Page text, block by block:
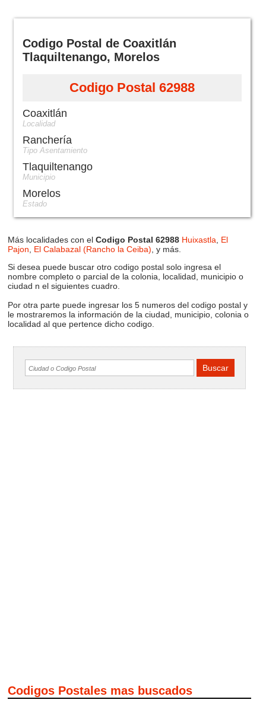
Codigo Postal de Coaxitlán
Tlaquiltenango, Morelos
Codigo Postal 62988
Coaxitlán
Localidad
Ranchería
Tipo Asentamiento
Tlaquiltenango
Municipio
Morelos
Estado
Más localidades con el Codigo Postal 62988 Huixastla
El
Pajon
El Calabazal (Rancho la Ceiba) , y más.
Si desea puede buscar otro codigo postal solo ingresa el
nombre completo o parcial de la colonia, localidad, municipio o
ciudad n el siguientes cuadro.
Por otra parte puede ingresar los 5 numeros del codigo postal y
le mostraremos la información de la ciudad, municipio, colonia o
localidad al que pertence dicho codigo.
Codigos Postales mas buscados